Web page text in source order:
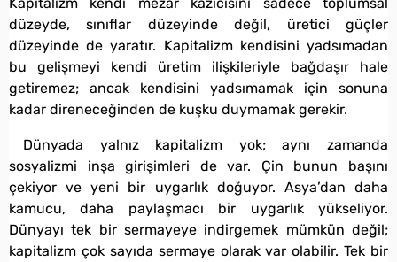
düzeyde, sınıflar düzeyinde değil, üretici güçler
düzeyinde de yaratır. Kapitalizm kendisini yadsımadan
bu gelişmeyi kendi üretim ilişkileriyle bağdaşır hale
getiremez; ancak kendisini yadsımamak için sonuna
kadar direneceğinden de kuşku duymamak gerekir.
Dünyada yalnız kapitalizm yok; aynı zamanda
sosyalizmi inşa girişimleri de var. Çin bunun başını
çekiyor ve yeni bir uygarlık doğuyor. Asya’dan daha
kamucu, daha paylaşmacı bir uygarlık yükseliyor.
Dünyayı tek bir sermayeye indirgemek mümkün değil;
kapitalizm çok sayıda sermaye olarak var olabilir. Tek bir